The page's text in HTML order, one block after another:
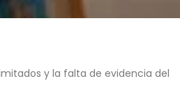
y la falta de evidencia del